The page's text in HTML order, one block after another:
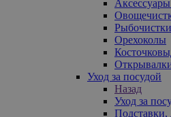
Рыбочистки
Орехоколы
Уход за посудой
Назад
Уход за
Подставки,